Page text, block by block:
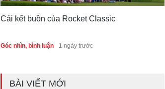
Cái kết buồn của Rocket Classic
Góc nhìn, bình luận 1 ngày trước
BÀI VIẾT MỚI